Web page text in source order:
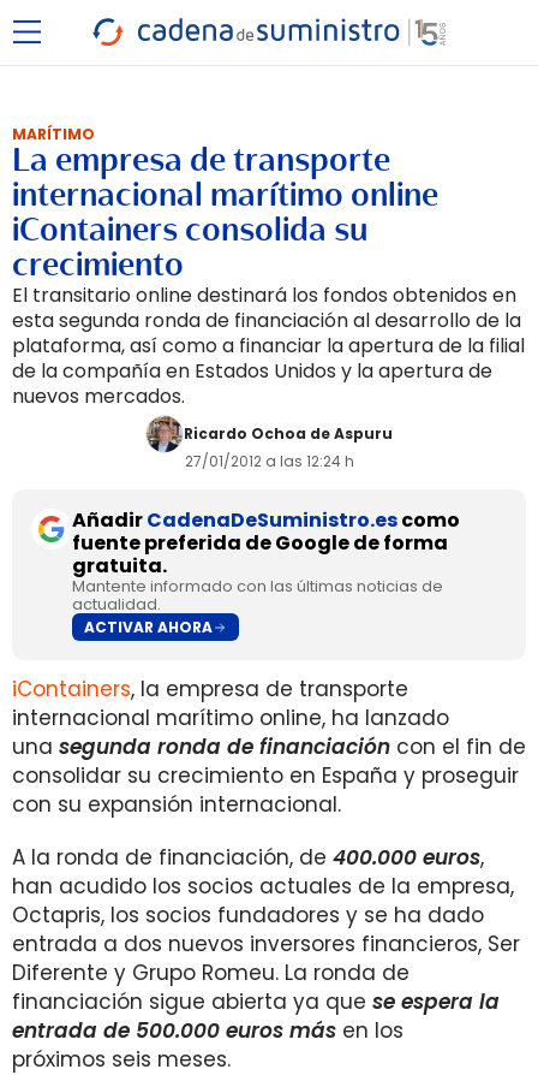
MARÍTIMO
La empresa de transporte
internacional marítimo online
iContainers consolida su
crecimiento
El transitario online destinará los fondos obtenidos en
esta segunda ronda de financiación al desarrollo de la
plataforma, así como a financiar la apertura de la filial
de la compañía en Estados Unidos y la apertura de
nuevos mercados.
Ricardo Ochoa de Aspuru
27/01/2012 a las 12:24 h
AñadirCadenaDeSuministro.escomo
fuente preferida de Google de forma
gratuita.
Mantente informado con las últimas noticias de
actualidad.
ACTIVAR AHORA
iContainers, la empresa de transporte
internacional marítimo online, ha lanzado
una segunda ronda de financiación con el fin de
consolidar su crecimiento en España y proseguir
con su expansión internacional.
A la ronda de financiación, de 400.000 euros,
han acudido los socios actuales de la empresa,
Octapris, los socios fundadores y se ha dado
entrada a dos nuevos inversores financieros, Ser
Diferente y Grupo Romeu. La ronda de
financiación sigue abierta ya que se espera la
entrada de 500.000 euros más en los
próximos seis meses.